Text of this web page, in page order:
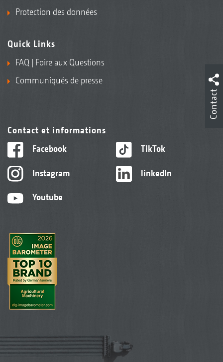
Protection des données
Quick Links
FAQ | Foire aux Questions
Communiqués de presse
Contact et informations
Facebook
Instagram
Youtube
TikTok
linkedIn
Contact